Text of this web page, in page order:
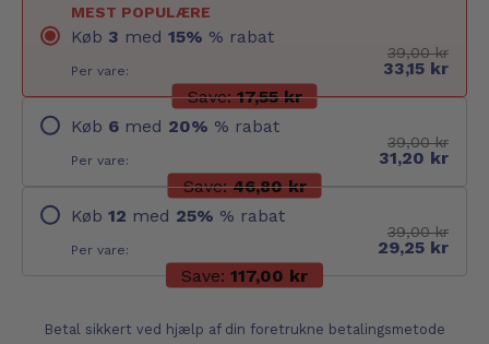
MEST POPULÆRE
Køb 3 med 15% % rabat
Per vare:
39,00 kr
33,15 kr
Save: 17,55 kr
Køb 6 med 20% % rabat
Per vare:
39,00 kr
31,20 kr
Save: 46,80 kr
Køb 12 med 25% % rabat
Per vare:
39,00 kr
29,25 kr
Save: 117,00 kr
Betal sikkert ved hjælp af din foretrukne betalingsmetode